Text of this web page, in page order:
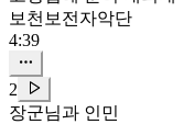
보천보전자악단
4:39
2
장군님과 인민